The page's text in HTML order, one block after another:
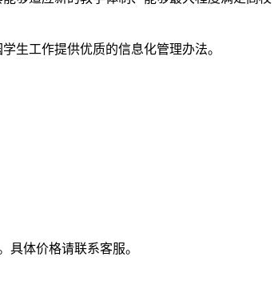
生工作提供优质的信息化管理办法。
体价格请联系客服。